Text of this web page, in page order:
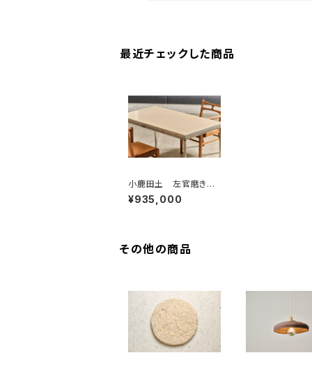
最近チェックした商品
小鹿田土 左官磨き仕
上げ ステンレステー
ブル
¥935,000
その他の商品